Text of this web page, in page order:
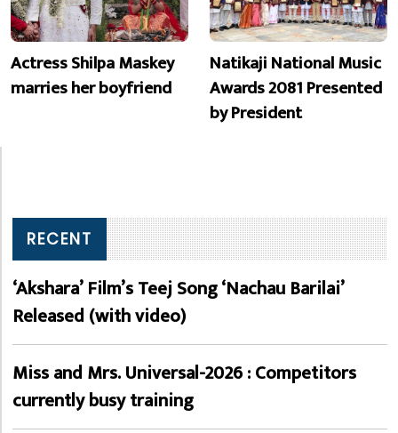
Actress Shilpa Maskey
marries her boyfriend
Natikaji National Music
Awards 2081 Presented
by President
RECENT
‘Akshara’ Film’s Teej Song ‘Nachau Barilai’
Released (with video)
Miss and Mrs. Universal-2026 : Competitors
currently busy training